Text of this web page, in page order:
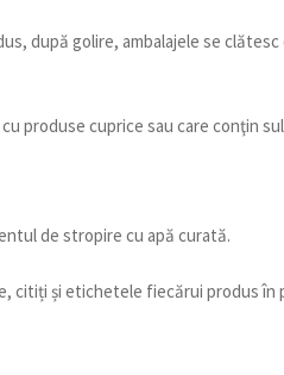
după golire, ambalajele se
produse cuprice sau care conţin
de stropire cu apă curată.
citiți și etichetele fiecărui produs în